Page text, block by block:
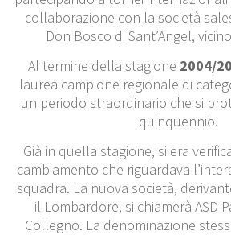
collaborazione con la società
Don Bosco di Sant’Angel,
Al termine della stagione 2004/
laurea campione regionale di
un periodo straordinario che si
quinquennio.
Già in quella stagione, si era
cambiamento che riguardava
squadra. La nuova società,
il Lombardore, si chiamerà ASD
Collegno. La denominazione